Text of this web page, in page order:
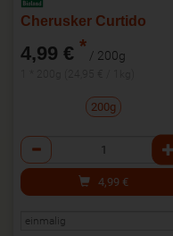
Cherusker Curtido
4,99 € * / 200g
200g
Anzahl
4,99 €